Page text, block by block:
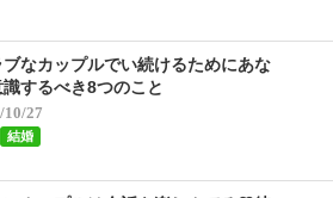
ブなカップルでい続けるためにあな
識するべき8つのこと
10/27
結婚